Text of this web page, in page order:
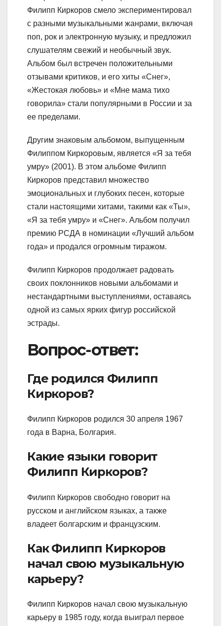
Филипп Киркоров смело экспериментировал
с разными музыкальными жанрами, включая
поп, рок и электронную музыку, и предложил
слушателям свежий и необычный звук.
Альбом был встречен положительными
отзывами критиков, и его хиты «Снег»,
«Жестокая любовь» и «Мне мама тихо
говорила» стали популярными в России и за
ее пределами.
Другим знаковым альбомом, выпущенным
Филиппом Киркоровым, является «Я за тебя
умру» (2001). В этом альбоме Филипп
Киркоров представил множество
эмоциональных и глубоких песен, которые
стали настоящими хитами, такими как «Ты»,
«Я за тебя умру» и «Снег». Альбом получил
премию РСДА в номинации «Лучший альбом
года» и продался огромным тиражом.
Филипп Киркоров продолжает радовать
своих поклонников новыми альбомами и
нестандартными выступлениями, оставаясь
одной из самых ярких фигур российской
эстрады.
Вопрос-ответ:
Где родился Филипп
Киркоров?
Филипп Киркоров родился 30 апреля 1967
года в Варна, Болгария.
Какие языки говорит
Филипп Киркоров?
Филипп Киркоров свободно говорит на
русском и английском языках, а также
владеет болгарским и французским.
Как Филипп Киркоров
начал свою музыкальную
карьеру?
Филипп Киркоров начал свою музыкальную
карьеру в 1985 году, когда выиграл первое